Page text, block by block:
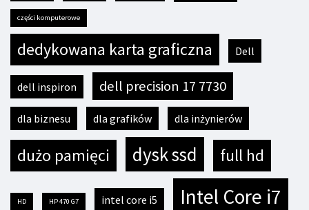
części komputerowe
dedykowana karta graficzna Dell
dell inspiron dell precision 17 7730
dla biznesu dla grafików dla inżynierów
dużo pamięci dysk ssd full hd
HD HP 470 G7 intel core i5 Intel Core i7